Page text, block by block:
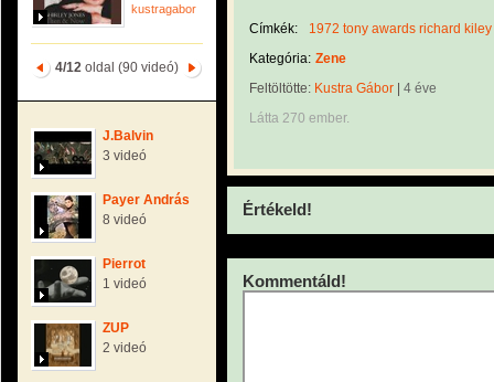
kustragabor
4/12 oldal (90 videó)
J.Balvin
3 videó
Payer András
8 videó
Pierrot
1 videó
ZUP
2 videó
Címkék:
1972 tony awards richard
Kategória: Zene
Feltöltötte: Kustra Gábor
4 éve
Látta 270 ember.
Értékeld!
Kommentáld!